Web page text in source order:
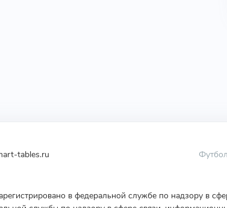
tables.ru
в федеральной службе по надзору в